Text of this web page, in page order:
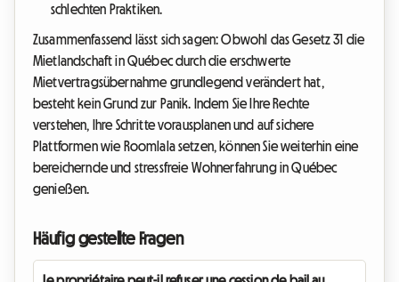
schlechten Praktiken.
Zusammenfassend lässt sich sagen: Obwohl das Gesetz 31 die
Mietlandschaft in Québec durch die erschwerte
Mietvertragsübernahme grundlegend verändert hat,
besteht kein Grund zur Panik. Indem Sie Ihre Rechte
verstehen, Ihre Schritte vorausplanen und auf sichere
Plattformen wie Roomlala setzen, können Sie weiterhin eine
bereichernde und stressfreie Wohnerfahrung in Québec
genießen.
Häufig gestellte Fragen